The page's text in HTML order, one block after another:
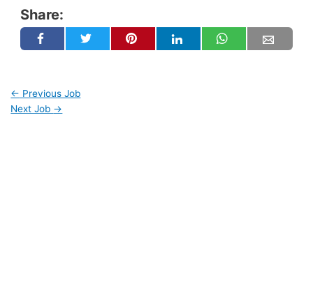
Share:
← Previous Job
Next Job →